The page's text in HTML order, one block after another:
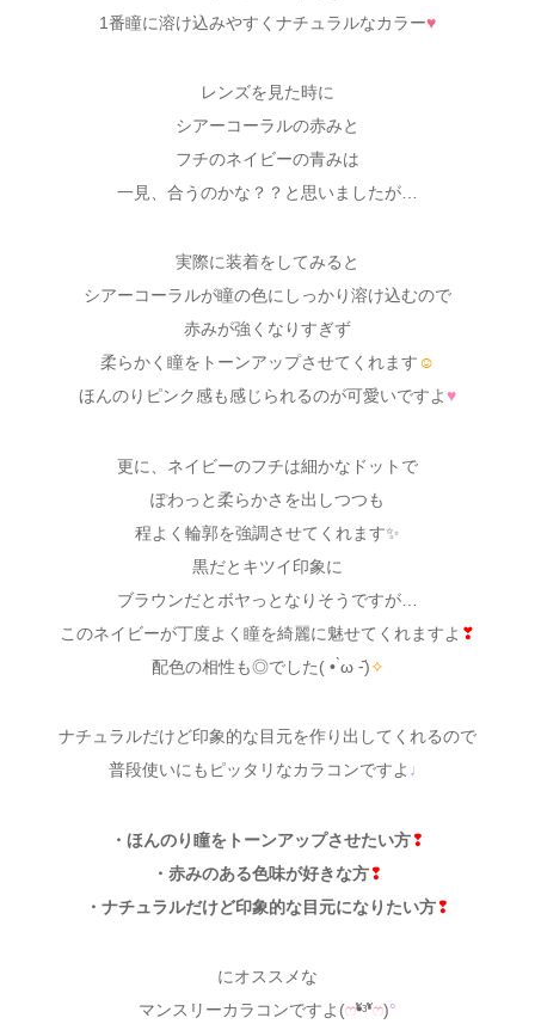
1番瞳に溶け込みやすくナチュラルなカラー♥
レンズを見た時に
シアーコーラルの赤みと
フチのネイビーの青みは
一見、合うのかな？？と思いましたが…
実際に装着をしてみると
シアーコーラルが瞳の色にしっかり溶け込むので
赤みが強くなりすぎず
柔らかく瞳をトーンアップさせてくれます ☺
ほんのりピンク感も感じられるのが可愛いですよ♥
更に、ネイビーのフチは細かなドットで
ぽわっと柔らかさを出しつつも
程よく輪郭を強調させてくれます✨
黒だとキツイ印象に
ブラウンだとボヤっとなりそうですが…
このネイビーが丁度よく瞳を綺麗に魅せてくれますよ ❣
配色の相性も◎でした( • ̀ω ⁃᷄)✧
ナチュラルだけど印象的な目元を作り出してくれるので
普段使いにもピッタリなカラコンですよ ♩
・ほんのり瞳をトーンアップさせたい方❢
・赤みのある色味が好きな方❢
・ナチュラルだけど印象的な目元になりたい方❢
にオススメな
マンスリーカラコンですよ(ෆ❛ัᵌ❛ัෆ)°